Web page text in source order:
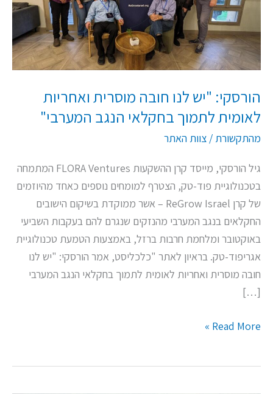
הורסקי: "יש לנו חובה מוסרית ואחריות
לאומית לתמוך בחקלאי הנגב המערבי"
מהתקשורת / צוות האתר
גיל הורסקי, מייסד קרן ההשקעות FLORA Ventures המתמחה
בטכנולוגיית פוד-טק, הצטרף למומחים נוספים כאחד מהיוזמים
של קרן ReGrow Israel – אשר ממוקדת בשיקום הישובים
החקלאים בנגב המערבי מהנזקים שנגרם להם בעקבות השביעי
באוקטובר ומלחמת חרבות ברזל, באמצעות הטמעת טכנולוגיית
אגריפוד-טק. בראיון לאתר "כלכליסט, אמר הורסקי: "יש לנו
חובה מוסרית ואחריות לאומית לתמוך בחקלאי הנגב המערבי
[…]
מוסרית
ואחריות
לאומית
לתמוך
הנגב
המערבי"
Read More »